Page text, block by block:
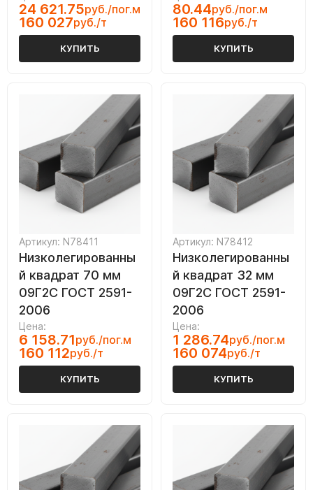
24 621.75руб./пог.м
160 027руб./т
КУПИТЬ
80.44руб./пог.м
160 116руб./т
КУПИТЬ
Артикул: N78411
Низколегированны
й квадрат 70 мм
09Г2С ГОСТ 2591-
2006
Цена:
6 158.71руб./пог.м
160 112руб./т
КУПИТЬ
Артикул: N78412
Низколегированны
й квадрат 32 мм
09Г2С ГОСТ 2591-
2006
Цена:
1 286.74руб./пог.м
160 074руб./т
КУПИТЬ